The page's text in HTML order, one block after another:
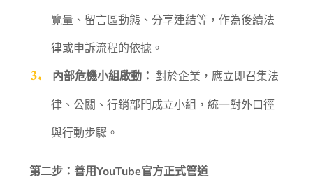
覽量、留言區動態、分享連結等，作為後續法
律或申訴流程的依據。
內部危機小組啟動： 對於企業，應立即召集法
律、公關、行銷部門成立小組，統一對外口徑
與行動步驟。
第二步：善用YouTube官方正式管道